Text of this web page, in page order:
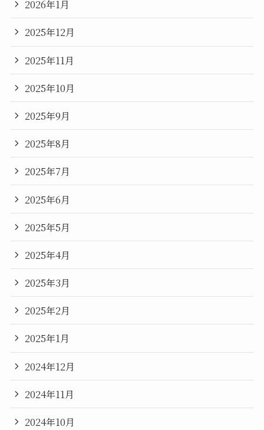
2026年1月
2025年12月
2025年11月
2025年10月
2025年9月
2025年8月
2025年7月
2025年6月
2025年5月
2025年4月
2025年3月
2025年2月
2025年1月
2024年12月
2024年11月
2024年10月